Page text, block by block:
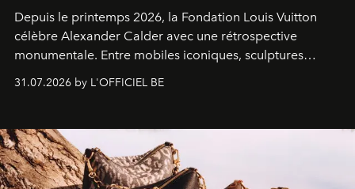
Depuis le printemps 2026, la Fondation Louis Vuitton
célèbre Alexander Calder avec une rétrospective
monumentale. Entre mobiles iconiques, sculptures
monumentales et poésie du mouvement, l'artiste
américain investit les espaces imaginés par Frank Gehry
sculpture.
31.07.2026 by L'OFFICIEL BE